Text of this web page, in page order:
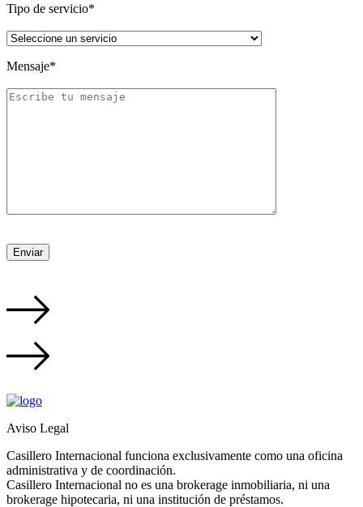
Tipo de servicio*
Mensaje*
Aviso Legal
Casillero Internacional funciona exclusivamente como una oficina
administrativa y de coordinación.
Casillero Internacional no es una brokerage inmobiliaria, ni una
brokerage hipotecaria, ni una institución de préstamos.